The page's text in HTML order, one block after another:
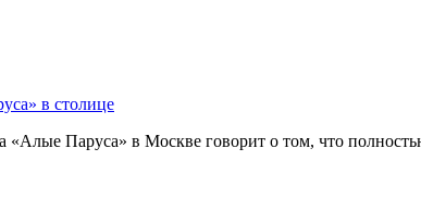
в столице
Паруса» в Москве говорит о том, что